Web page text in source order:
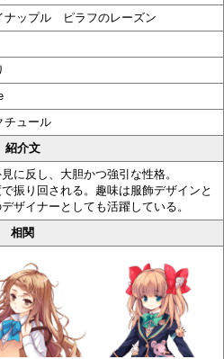
ナップル ピラフのレーズン
チュール
紹介文
に反し、大胆かつ強引な性格。
振り回される。趣味は服飾デザインと
ザイナーとしても活躍している。
相関